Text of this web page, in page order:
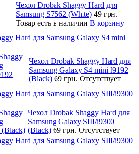
Чехол Drobak Shaggy Hard для
Samsung S7562 (White) 49 грн.
Товар есть в наличии В корзину
Hard для Samsung Galaxy S4 mini
Чехол Drobak Shaggy Hard для
Samsung Galaxy S4 mini I9192
(Black) 69 грн. Отсутствует
Hard для Samsung Galaxy SIII/i9300
Чехол Drobak Shaggy Hard для
Samsung Galaxy SIII/i9300
(Black) 69 грн. Отсутствует
Hard для Samsung Galaxy SIII/i9300